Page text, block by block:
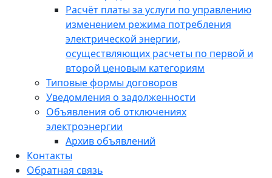
Расчёт платы за услуги по управлению
изменением режима потребления
электрической энергии,
осуществляющих расчеты по первой и
второй ценовым категориям
Типовые формы договоров
Уведомления о задолженности
Объявления об отключениях
электроэнергии
Архив объявлений
Контакты
Обратная связь